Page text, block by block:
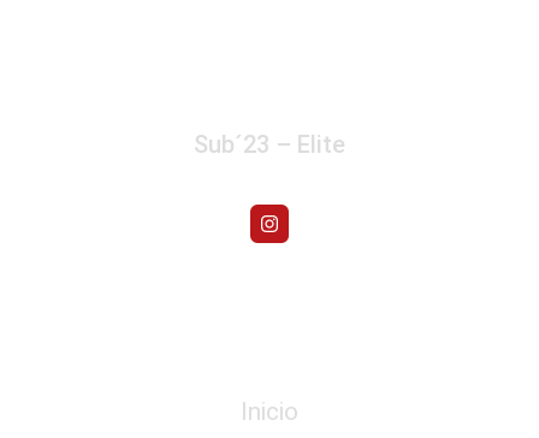
Sub´23 – Elite
Inicio